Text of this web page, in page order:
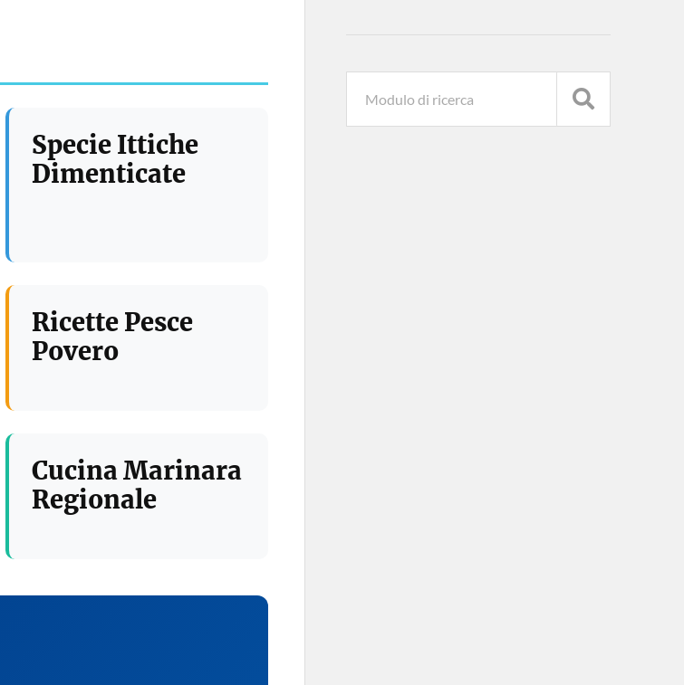
Specie Ittiche
Dimenticate
Ricette Pesce
Povero
Cucina Marinara
Regionale